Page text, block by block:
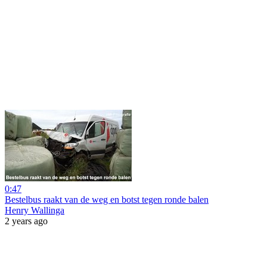
0:47
Bestelbus raakt van de weg en botst tegen ronde balen
Henry Wallinga
2 years ago